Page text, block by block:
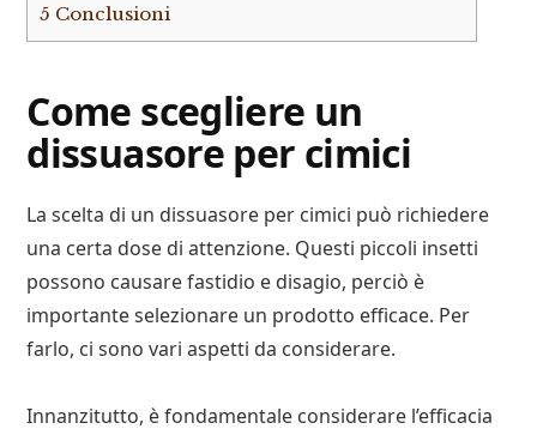
5 Conclusioni
Come scegliere un
dissuasore per cimici
La scelta di un dissuasore per cimici può richiedere
una certa dose di attenzione. Questi piccoli insetti
possono causare fastidio e disagio, perciò è
importante selezionare un prodotto efficace. Per
farlo, ci sono vari aspetti da considerare.
Innanzitutto, è fondamentale considerare l’efficacia